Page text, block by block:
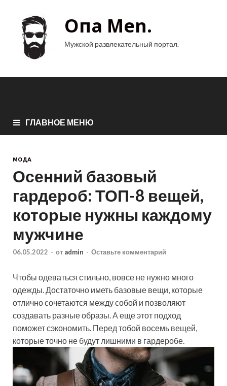
Опа Men.
Мужской развлекательный портал.
ГЛАВНОЕ МЕНЮ
МОДА
Осенний базовый
гардероб: ТОП-8 вещей,
которые нужны каждому
мужчине
06.05.2022 - от admin - Оставьте комментарий
Чтобы одеваться стильно, вовсе не нужно много
одежды. Достаточно иметь базовые вещи, которые
отлично сочетаются между собой и позволяют
создавать разные образы. А еще этот подход
поможет сэкономить. Перед тобой восемь вещей,
которые точно не будут лишними в гардеробе.